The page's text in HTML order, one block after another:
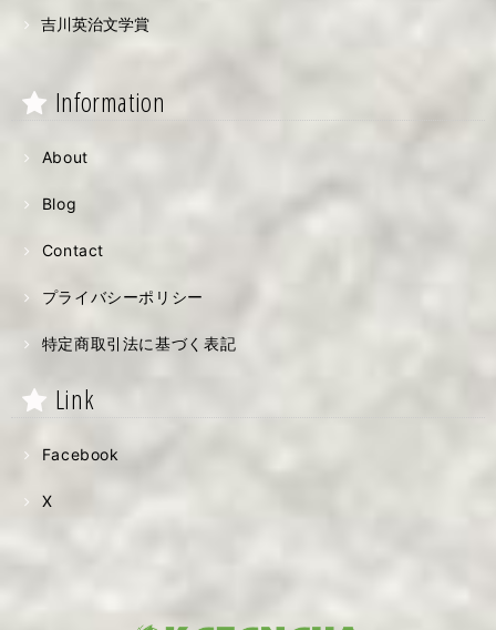
吉川英治文学賞
Information
About
Blog
Contact
プライバシーポリシー
特定商取引法に基づく表記
Link
Facebook
X